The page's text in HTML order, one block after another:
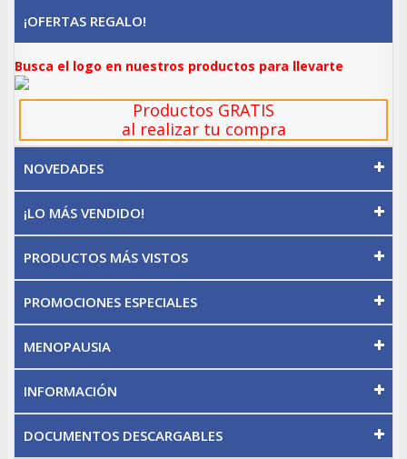
¡OFERTAS REGALO!
Busca el logo en nuestros productos para llevarte
Productos GRATIS
al realizar tu compra
NOVEDADES
¡LO MÁS VENDIDO!
PRODUCTOS MÁS VISTOS
PROMOCIONES ESPECIALES
MENOPAUSIA
INFORMACIÓN
DOCUMENTOS DESCARGABLES